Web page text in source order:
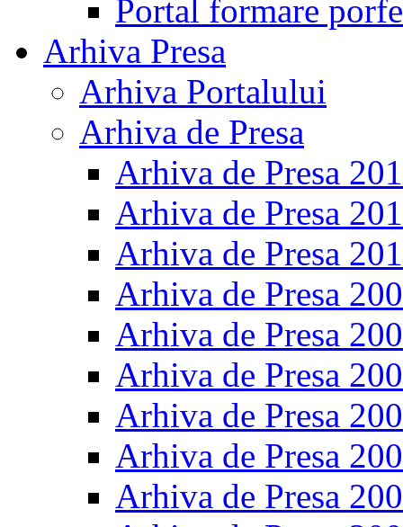
Portal formare
Arhiva Presa
Arhiva Portalului
Arhiva de Presa
Arhiva de Presa
Arhiva de Presa
Arhiva de Presa
Arhiva de Presa
Arhiva de Presa
Arhiva de Presa
Arhiva de Presa
Arhiva de Presa
Arhiva de Presa